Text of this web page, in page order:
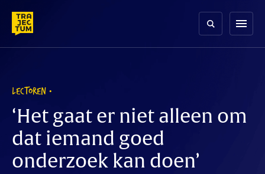
content
menu
LECTOREN
‘Het gaat er niet alleen om
dat iemand goed
onderzoek kan doen’